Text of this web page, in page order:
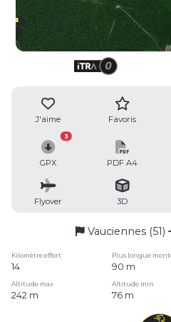
J'aime Favoris
GPX
3
PDF A4
Flyover 3D
Vauciennes (51)
Kilomètre effort Plus longue
14 90 m
Altitude max Altitude min
242 m 76 m